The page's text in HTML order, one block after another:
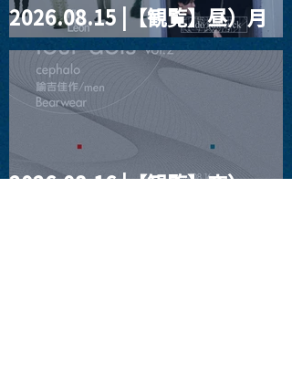
2026.08.15 |【観覧】昼）月
見ルpre.『POLYHEDRON』
2026.08.16 |【観覧】夜）